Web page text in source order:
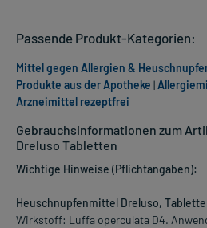
Gebrauchsinformationen zum
Dreluso Tabletten
Wichtige Hinweise (Pflichtangaben):
Heuschnupfenmittel Dreluso,
Wirkstoff: Luffa operculata D4.
Passende Produkt-Kategorien:
Mittel gegen Allergien &
Produkte aus der Apotheke |
Arzneimittel rezeptfrei